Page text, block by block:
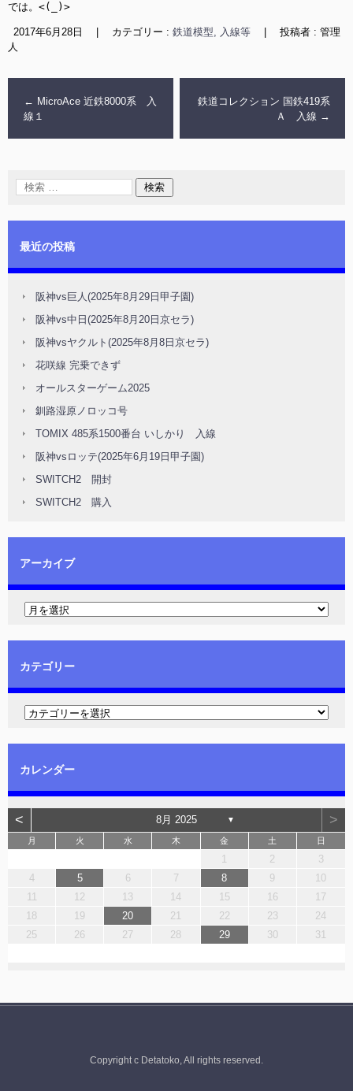
では。<(_)>
2017年6月28日 カテゴリー : 鉄道模型, 入線等
投稿者 : 管理
人
← MicroAce 近鉄8000系 入
線１
鉄道コレクション 国鉄419系
Ａ 入線 →
最近の投稿
阪神vs巨人(2025年8月29日甲子園)
阪神vs中日(2025年8月20日京セラ)
阪神vsヤクルト(2025年8月8日京セラ)
花咲線 完乗できず
オールスターゲーム2025
釧路湿原ノロッコ号
TOMIX 485系1500番台 いしかり 入線
阪神vsロッテ(2025年6月19日甲子園)
SWITCH2 開封
SWITCH2 購入
アーカイブ
カテゴリー
カレンダー
< 8月 2025 ▼ >
月 火 水 木 金 土 日
1 2
3
4
5 6 7 8 9
10
11
12 13 14 15 16
17
18
19 20 21 22 23
24
25
26 27 28 29 30 31
Copyright c Detatoko, All rights reserved.